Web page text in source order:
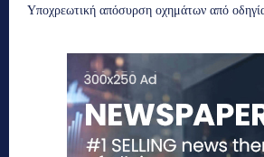
Υποχρεωτική απόσυρση οχημάτων από